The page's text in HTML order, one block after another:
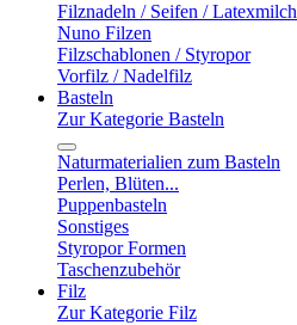
Filznadeln / Seifen / Latexmilch
Nuno Filzen
Filzschablonen / Styropor
Vorfilz / Nadelfilz
Basteln
Zur Kategorie Basteln
Naturmaterialien zum Basteln
Perlen, Blüten...
Puppenbasteln
Sonstiges
Styropor Formen
Taschenzubehör
Filz
Zur Kategorie Filz